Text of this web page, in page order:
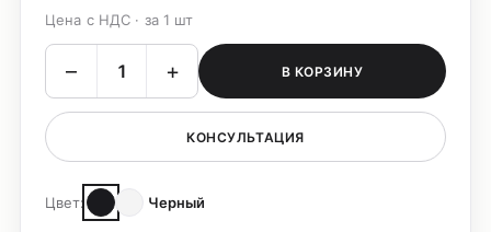
Цена с НДС · за 1 шт
– + В КОРЗИНУ
КОНСУЛЬТАЦИЯ
Цвет: Черный